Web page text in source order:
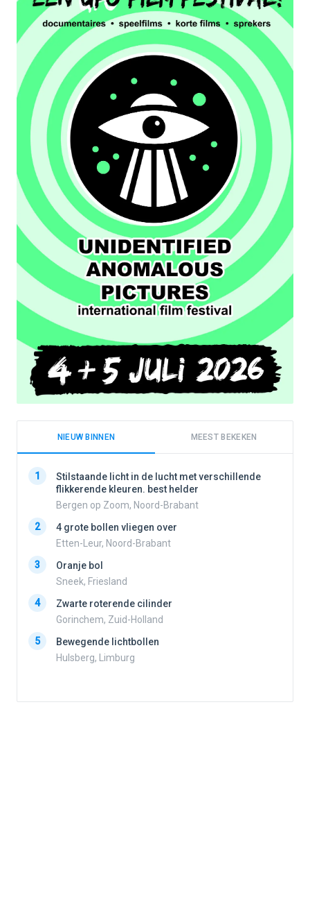
NIEUW BINNEN MEEST BEKEKEN
1
Stilstaande licht in de lucht met verschillende
flikkerende kleuren. best helder
Bergen op Zoom, Noord-Brabant
2
4 grote bollen vliegen over
Etten-Leur, Noord-Brabant
3
Oranje bol
Sneek, Friesland
4
Zwarte roterende cilinder
Gorinchem, Zuid-Holland
5
Bewegende lichtbollen
Hulsberg, Limburg